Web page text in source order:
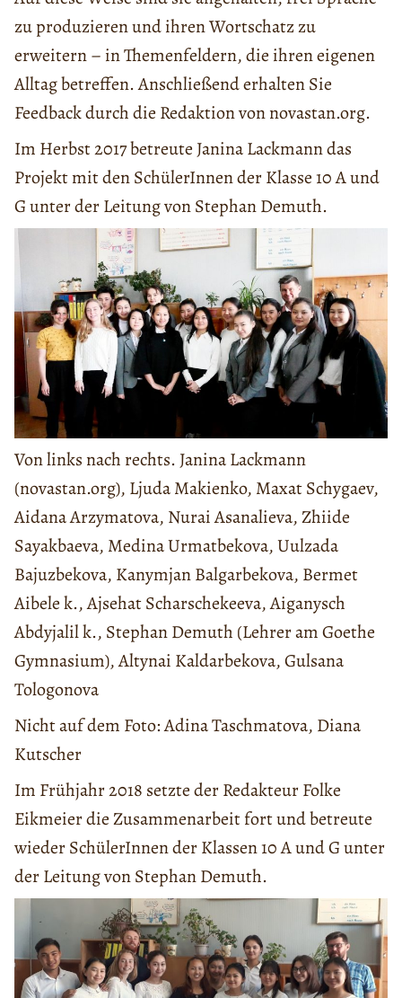
zu produzieren und ihren Wortschatz zu
erweitern – in Themenfeldern, die ihren eigenen
Alltag betreffen. Anschließend erhalten Sie
Feedback durch die Redaktion von novastan.org.
Im Herbst 2017 betreute Janina Lackmann das
Projekt mit den SchülerInnen der Klasse 10 A und
G unter der Leitung von Stephan Demuth.
Von links nach rechts. Janina Lackmann
(novastan.org), Ljuda Makienko, Maxat Schygaev,
Aidana Arzymatova, Nurai Asanalieva, Zhiide
Sayakbaeva, Medina Urmatbekova, Uulzada
Bajuzbekova, Kanymjan Balgarbekova, Bermet
Aibele k., Ajsehat Scharschekeeva, Aiganysch
Abdyjalil k., Stephan Demuth (Lehrer am Goethe
Gymnasium), Altynai Kaldarbekova, Gulsana
Tologonova
Nicht auf dem Foto: Adina Taschmatova, Diana
Kutscher
Im Frühjahr 2018 setzte der Redakteur Folke
Eikmeier die Zusammenarbeit fort und betreute
wieder SchülerInnen der Klassen 10 A und G unter
der Leitung von Stephan Demuth.